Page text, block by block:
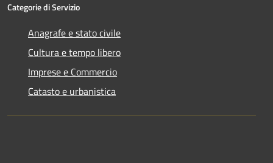
Categorie di Servizio
Anagrafe e stato civile
Cultura e tempo libero
Imprese e Commercio
Catasto e urbanistica